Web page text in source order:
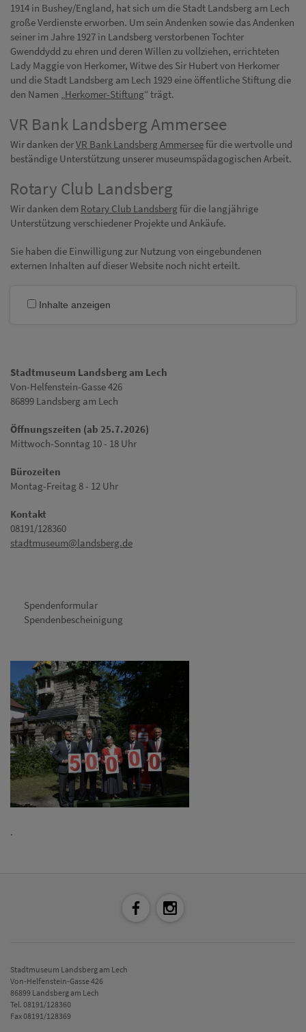
1914 in Bushey/England, hat sich um die Stadt Landsberg am Lech
große Verdienste erworben. Um sein Andenken sowie das Andenken
seiner im Jahre 1927 in Landsberg verstorbenen Tochter
Gwenddydd zu ehren und deren Willen zu vollziehen, errichteten
Lady Maggie von Herkomer, Witwe des Sir Hubert von Herkomer
und die Stadt Landsberg am Lech 1929 eine öffentliche Stiftung die
den Namen „Herkomer-Stiftung“ trägt.
VR Bank Landsberg Ammersee
Wir danken derVR Bank Landsberg Ammerseefür die wertvolle und
beständige Unterstützung unserer museumspädagogischen Arbeit.
Rotary Club Landsberg
Wir danken dem Rotary Club Landsberg für die langjährige
Unterstützung verschiedener Projekte und Ankäufe.
Sie haben die Einwilligung zur Nutzung von eingebundenen
externen Inhalten auf dieser Website noch nicht erteilt.
Inhalte anzeigen
Stadtmuseum Landsberg am Lech
Von-Helfenstein-Gasse 426
86899 Landsberg am Lech
Öffnungszeiten (ab 25.7.2026)
Mittwoch-Sonntag 10 - 18 Uhr
Bürozeiten
Montag-Freitag 8 - 12 Uhr
Kontakt
08191/128360
stadtmuseum@landsberg.de
Spendenformular
Spendenbescheinigung
.
Stadtmuseum Landsberg am Lech
Von-Helfenstein-Gasse 426
86899 Landsberg am Lech
Tel. 08191/128360
Fax 08191/128369